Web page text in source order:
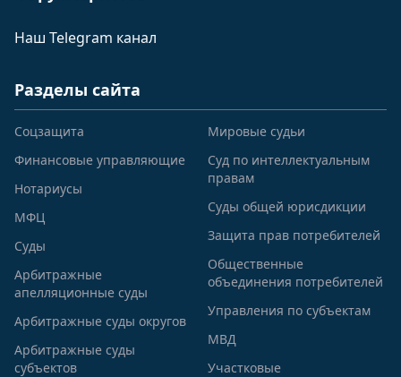
Наш Telegram канал
Разделы сайта
Соцзащита
Финансовые управляющие
Нотариусы
МФЦ
Суды
Арбитражные
апелляционные суды
Арбитражные суды округов
Арбитражные суды
субъектов
Мировые судьи
Суд по интеллектуальным
правам
Суды общей юрисдикции
Защита прав потребителей
Общественные
объединения потребителей
Управления по субъектам
МВД
Участковые